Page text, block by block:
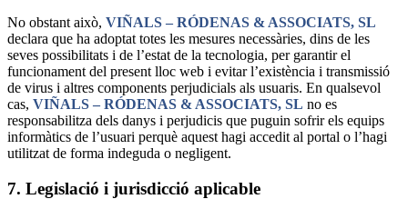
No obstant això, VIÑALS – RÓDENAS & ASSOCIATS, SL
declara que ha adoptat totes les mesures necessàries, dins de les
seves possibilitats i de l’estat de la tecnologia, per garantir el
funcionament del present lloc web i evitar l’existència i transmissió
de virus i altres components perjudicials als usuaris. En qualsevol
cas, VIÑALS – RÓDENAS & ASSOCIATS, SL no es
responsabilitza dels danys i perjudicis que puguin sofrir els equips
informàtics de l’usuari perquè aquest hagi accedit al portal o l’hagi
utilitzat de forma indeguda o negligent.
7. Legislació i jurisdicció aplicable